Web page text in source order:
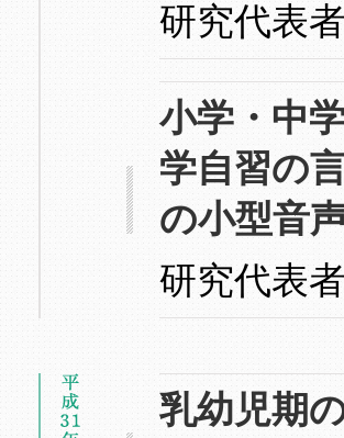
研究代表
小学・中
学自習の
の小型音
研究代表
乳幼児期